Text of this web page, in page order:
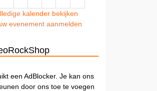
kalender bekijken
evenement aanmelden
een AdBlocker. Je kan ons
door ons toe te voegen